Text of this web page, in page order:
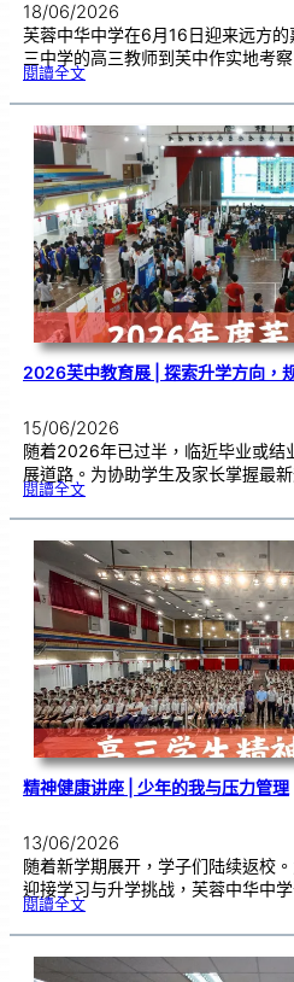
18/06/2026
芙蓉中华中学在6月16日迎来远方
三中学的高三教师到芙中作实地考
閱讀全文:中
安
学
到
访
芙
中
｜
3
1
高
三
教
师
与
我
校
各
科
主
任
交
流
2026芙中教育展 | 探索升学方向，
15/06/2026
随着2026年已过半，临近毕业或结
展道路。为协助学生及家长掌握最
閱讀全文:2
6
中
教
育
展
探
索
升
学
方
向
，
规
划
未
来
蓝
图
精神健康讲座 | 少年的我与压力管理
13/06/2026
随着新学期展开，学子们陆续返校
迎接学习与升学挑战，芙蓉中华中
閱讀全文:精
康
座
| 少